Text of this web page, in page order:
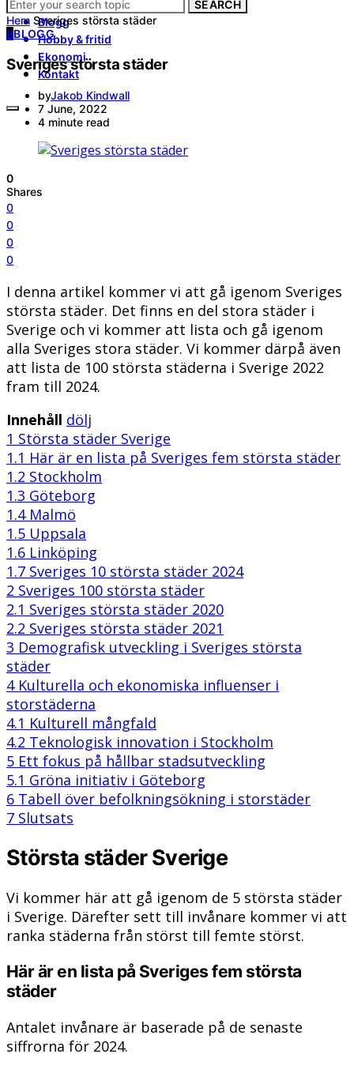
Tjänster
Blogg
Hobby & fritid
Ekonomi
Kontakt
SEARCH
Hem Sveriges största städer
BBLOGG
Sveriges största städer
byJakob Kindwall
7 June, 2022
4 minute read
0
Shares
0
0
0
0
I denna artikel kommer vi att gå igenom Sveriges
största städer. Det finns en del stora städer i
Sverige och vi kommer att lista och gå igenom
alla Sveriges stora städer. Vi kommer därpå även
att lista de 100 största städerna i Sverige 2022
fram till 2024.
Innehåll dölj
1 Största städer Sverige
1.1 Här är en lista på Sveriges fem största städer
1.2 Stockholm
1.3 Göteborg
1.4 Malmö
1.5 Uppsala
1.6 Linköping
1.7 Sveriges 10 största städer 2024
2 Sveriges 100 största städer
2.1 Sveriges största städer 2020
2.2 Sveriges största städer 2021
3 Demografisk utveckling i Sveriges största
städer
4 Kulturella och ekonomiska influenser i
storstäderna
4.1 Kulturell mångfald
4.2 Teknologisk innovation i Stockholm
5 Ett fokus på hållbar stadsutveckling
5.1 Gröna initiativ i Göteborg
6 Tabell över befolkningsökning i storstäder
7 Slutsats
Största städer Sverige
Vi kommer här att gå igenom de 5 största städer
i Sverige. Därefter sett till invånare kommer vi att
ranka städerna från störst till femte störst.
Här är en lista på Sveriges fem största
städer
Antalet invånare är baserade på de senaste
siffrorna för 2024.